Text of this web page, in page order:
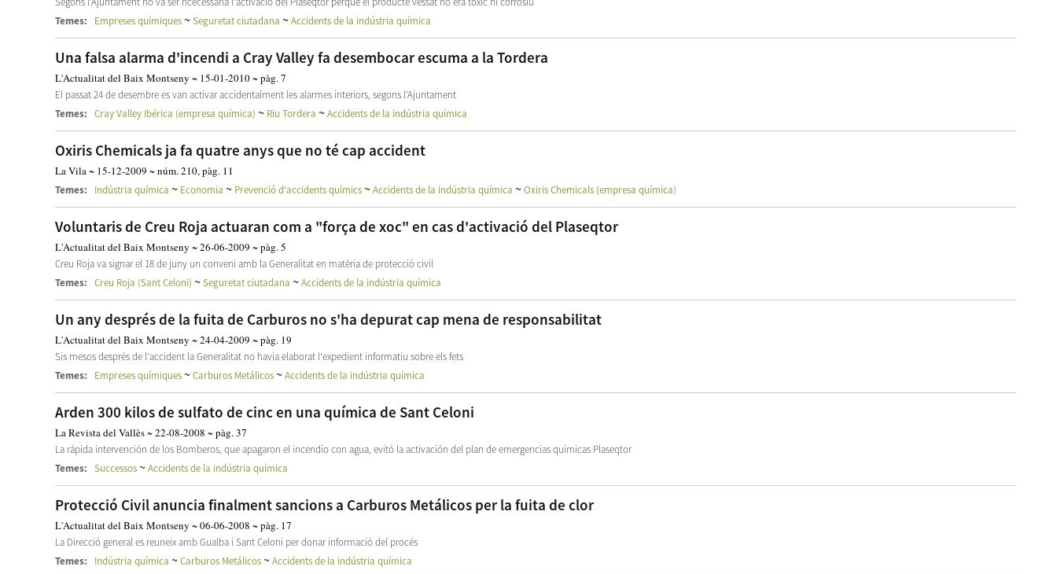
Temes:
Empreses químiques~Seguretat ciutadana ~Accidents de la indústria química
Una falsa alarma d'incendi a Cray Valley fa desembocar escuma a la Tordera
L'Actualitat del Baix Montseny ~ 15-01-2010 ~ pàg. 7
El passat 24 de desembre es van activar accidentalment les alarmes interiors, segons l'Ajuntament
Temes: Cray Valley Ibérica (empresa química) ~ Riu Tordera ~Accidents de la indústria química
Oxiris Chemicals ja fa quatre anys que no té cap accident
La Vila ~ 15-12-2009 ~ núm. 210, pàg. 11
Temes: Indústria química ~ Economia ~ Prevenció d'accidents químics~Accidents de la indústria química ~Oxiris Chemicals (empresa química)
Voluntaris de Creu Roja actuaran com a "força de xoc" en cas d'activació del Plaseqtor
L'Actualitat del Baix Montseny ~ 26-06-2009 ~ pàg. 5
Creu Roja va signar el 18 de juny un conveni amb la Generalitat en matèria de protecció civil
Temes: Creu Roja (Sant Celoni) ~Seguretat ciutadana ~Accidents de la indústria química
Un any després de la fuita de Carburos no s'ha depurat cap mena de responsabilitat
L'Actualitat del Baix Montseny ~ 24-04-2009 ~ pàg. 19
Sis mesos després de l'accident la Generalitat no havia elaborat l'expedient informatiu sobre els fets
Temes:
Empreses químiques~Carburos Metálicos~Accidents de la indústria química
Arden 300 kilos de sulfato de cinc en una química de Sant Celoni
La Revista del Vallès ~ 22-08-2008 ~ pàg. 37
La rápida intervención de los Bomberos, que apagaron el incendio con agua, evitó la activación del plan de emergencias químicas Plaseqtor
Temes: Successos~Accidents de la indústria química
Protecció Civil anuncia finalment sancions a Carburos Metálicos per la fuita de clor
L'Actualitat del Baix Montseny ~ 06-06-2008 ~ pàg. 17
La Direcció general es reuneix amb Gualba i Sant Celoni per donar informació del procés
Temes:
Indústria química ~Carburos Metálicos~Accidents de la indústria química